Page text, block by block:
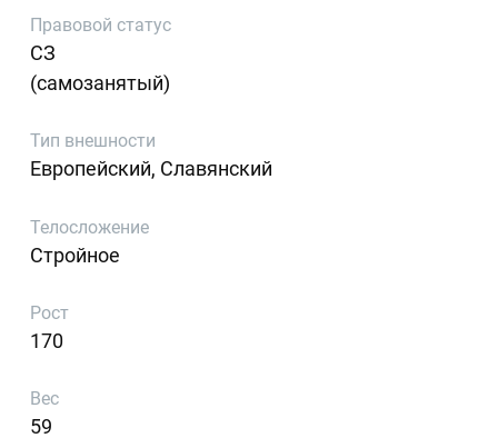
Правовой статус
СЗ
(самозанятый)
Тип внешности
Европейский, Славянский
Телосложение
Стройное
Рост
170
Вес
59